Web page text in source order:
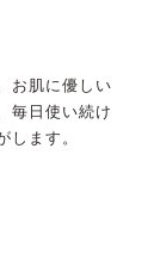
お肌に優しい
毎日使い続け
します。